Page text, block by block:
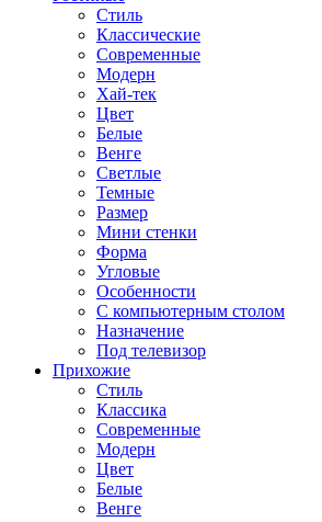
Стиль
Классические
Современные
Модерн
Хай-тек
Цвет
Белые
Венге
Светлые
Темные
Размер
Мини стенки
Форма
Угловые
Особенности
С компьютерным столом
Назначение
Под телевизор
Прихожие
Стиль
Классика
Современные
Модерн
Цвет
Белые
Венге